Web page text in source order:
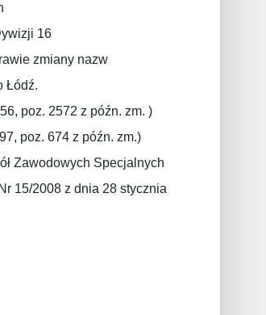
16
zmiany nazw
Łódź.
poz. 2572 z późn. zm. )
poz. 674 z późn. zm.)
Zawodowych Specjalnych
15/2008 z dnia 28 stycznia